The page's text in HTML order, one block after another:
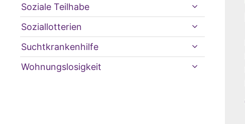
Soziale Teilhabe
Soziallotterien
Suchtkrankenhilfe
Wohnungslosigkeit